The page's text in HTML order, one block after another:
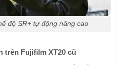
độ SR+ tự động nâng cao
trên Fujifilm XT20 cũ